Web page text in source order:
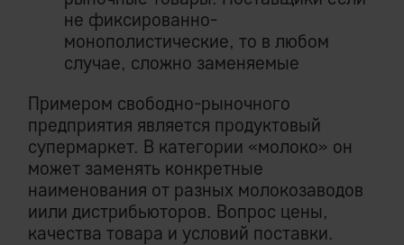
не фиксированно-
монополистические, то в любом
случае, сложно заменяемые
Примером свободно-рыночного
предприятия является продуктовый
супермаркет. В категории «молоко» он
может заменять конкретные
наименования от разных молокозаводов
иили дистрибьюторов. Вопрос цены,
качества товара и условий поставки.